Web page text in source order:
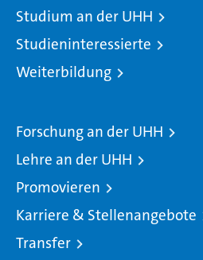
Studium an der UHH
Studieninteressierte
Weiterbildung
Forschung an der UHH
Lehre an der UHH
Promovieren
Karriere & Stellenangebote
Transfer